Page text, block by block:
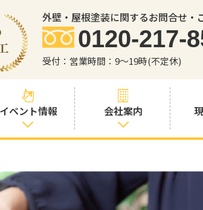
外壁・屋根塗装に関するお問合せ・
0120-217-
受付：営業時間：9～19時(不定休)
イベント情報 会社案内
職人・スタッフ
紹介